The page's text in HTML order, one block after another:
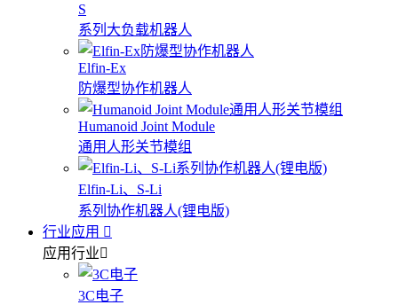
S
系列大负载机器人
Elfin-Ex
防爆型协作机器人
Humanoid Joint Module
通用人形关节模组
Elfin-Li、S-Li
系列协作机器人(锂电版)
行业应用
应用行业
3C电子